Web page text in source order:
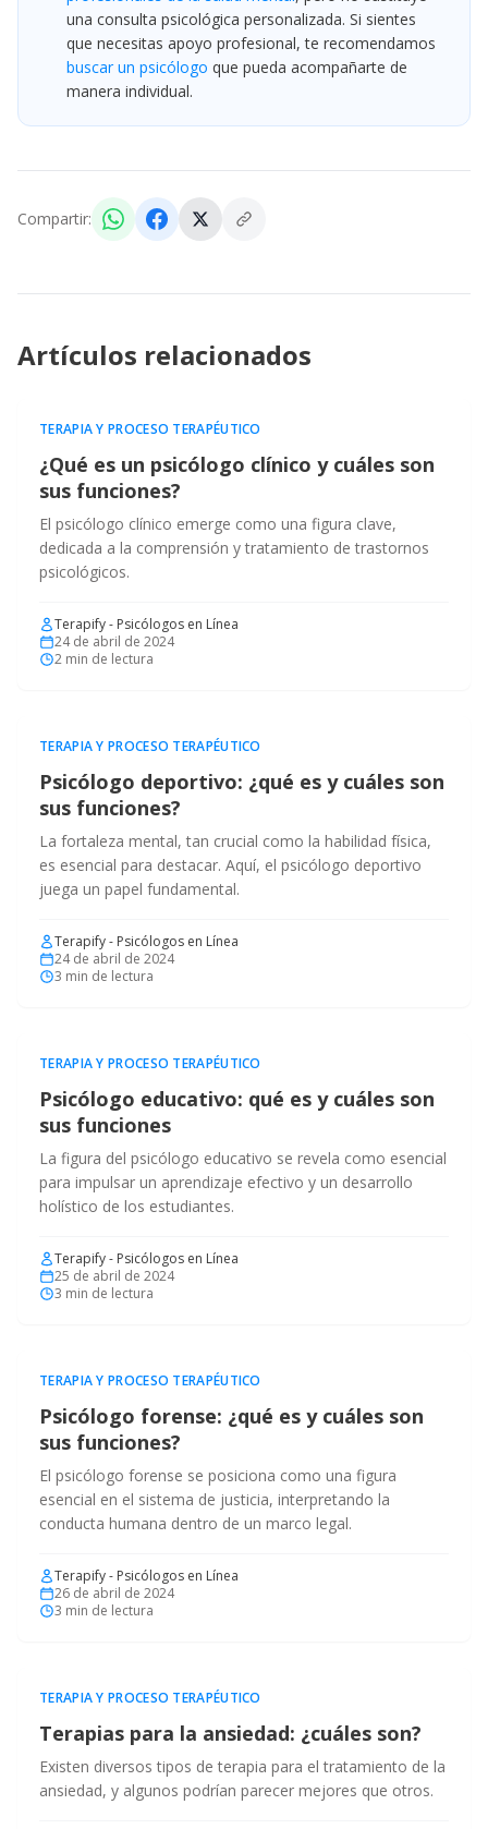
una consulta psicológica personalizada. Si sientes
que necesitas apoyo profesional, te recomendamos
buscar un psicólogo que pueda acompañarte de
manera individual.
Compartir:
Artículos relacionados
TERAPIA Y PROCESO TERAPÉUTICO
¿Qué es un psicólogo clínico y cuáles son
sus funciones?
El psicólogo clínico emerge como una figura clave,
dedicada a la comprensión y tratamiento de trastornos
psicológicos.
Terapify - Psicólogos en Línea
24 de abril de 2024
2 min de lectura
TERAPIA Y PROCESO TERAPÉUTICO
Psicólogo deportivo: ¿qué es y cuáles son
sus funciones?
La fortaleza mental, tan crucial como la habilidad física,
es esencial para destacar. Aquí, el psicólogo deportivo
juega un papel fundamental.
Terapify - Psicólogos en Línea
24 de abril de 2024
3 min de lectura
TERAPIA Y PROCESO TERAPÉUTICO
Psicólogo educativo: qué es y cuáles son
sus funciones
La figura del psicólogo educativo se revela como esencial
para impulsar un aprendizaje efectivo y un desarrollo
holístico de los estudiantes.
Terapify - Psicólogos en Línea
25 de abril de 2024
3 min de lectura
TERAPIA Y PROCESO TERAPÉUTICO
Psicólogo forense: ¿qué es y cuáles son
sus funciones?
El psicólogo forense se posiciona como una figura
esencial en el sistema de justicia, interpretando la
conducta humana dentro de un marco legal.
Terapify - Psicólogos en Línea
26 de abril de 2024
3 min de lectura
TERAPIA Y PROCESO TERAPÉUTICO
Terapias para la ansiedad: ¿cuáles son?
Existen diversos tipos de terapia para el tratamiento de la
ansiedad, y algunos podrían parecer mejores que otros.